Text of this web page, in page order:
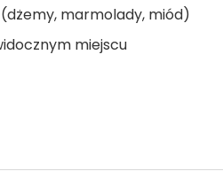
marmolady, miód)
miejscu